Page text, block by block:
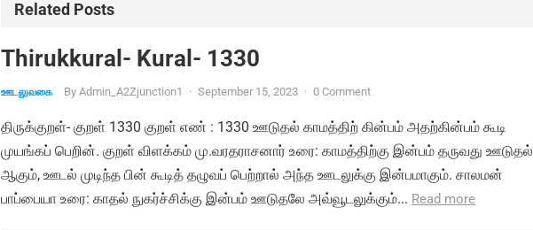
Related Posts
Thirukkural- Kural- 1330
ஊடலுவகை By Admin_A2Zjunction1 · September 15, 2023 · 0 Comment
திருக்குறள்- குறள் 1330 குறள் எண் : 1330 ஊடுதல் காமத்திற் கின்பம் அதற்கின்பம் கூடி
முயங்கப் பெறின். குறள் விளக்கம் மு.வரதராசனார் உரை: காமத்திற்கு இன்பம் தருவது ஊடுதல்
ஆகும், ஊடல் முடிந்த பின் கூடித் தழுவப் பெற்றால் அந்த ஊடலுக்கு இன்பமாகும். சாலமன்
பாப்பையா உரை: காதல் நுகர்ச்சிக்கு இன்பம் ஊடுதலே அவ்வூடலுக்கும்... Read more